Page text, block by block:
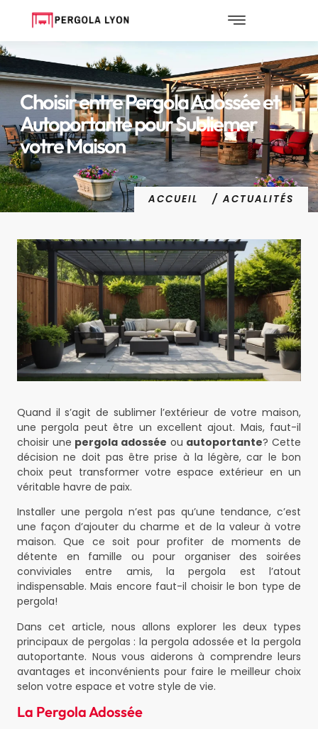
Choisir entre Pergola Adossée et
Autoportante pour Subliemer
votre Maison
ACCUEIL / ACTUALITÉS
Quand il s’agit de sublimer l’extérieur de votre maison,
une pergola peut être un excellent ajout. Mais, faut-il
choisir une pergola adossée ou autoportante? Cette
décision ne doit pas être prise à la légère, car le bon
choix peut transformer votre espace extérieur en un
véritable havre de paix.
Installer une pergola n’est pas qu’une tendance, c’est
une façon d’ajouter du charme et de la valeur à votre
maison. Que ce soit pour profiter de moments de
détente en famille ou pour organiser des soirées
conviviales entre amis, la pergola est l’atout
indispensable. Mais encore faut-il choisir le bon type de
pergola!
Dans cet article, nous allons explorer les deux types
principaux de pergolas : la pergola adossée et la pergola
autoportante. Nous vous aiderons à comprendre leurs
avantages et inconvénients pour faire le meilleur choix
selon votre espace et votre style de vie.
La Pergola Adossée